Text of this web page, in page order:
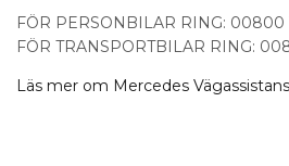
FÖR PERSONBILAR RING: 00800
FÖR TRANSPORTBILAR RING:
Läs mer om Mercedes